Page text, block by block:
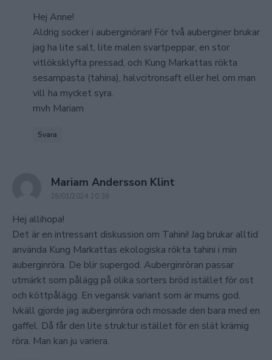
Hej Anne!
Aldrig socker i auberginöran! För två auberginer brukar
jag ha lite salt, lite malen svartpeppar, en stor
vitlöksklyfta pressad, och Kung Markattas rökta
sesampasta (tahina), halvcitronsaft eller hel om man
vill ha mycket syra.
mvh Mariam
Svara
Mariam Andersson Klint
28/01/2024 20:36
Hej allihopa!
Det är en intressant diskussion om Tahini! Jag brukar alltid
använda Kung Markattas ekologiska rökta tahini i min
auberginröra. De blir supergod. Auberginröran passar
utmärkt som pålägg på olika sorters bröd istället för ost
och köttpålägg. En vegansk variant som är mums god.
Ivkäll gjorde jag auberginröra och mosade den bara med en
gaffel. Då får den lite struktur istället för en slät krämig
röra. Man kan ju variera.